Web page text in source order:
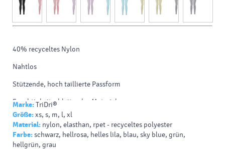
40% recyceltes Nylon
Nahtlos
Stützende, hoch taillierte Passform
Feuchtigkeitsableitendes Material
54% Nylon / 40% Polyester / 6% Elastan
375 g/m²
Marke:TriDri®
Größe:xs, s, m, l, xl
Material: nylon, elasthan, rpet - recyceltes polyester
Farbe:schwarz, hellrosa, helles lila, blau, sky blue, grün,
hellgrün, grau